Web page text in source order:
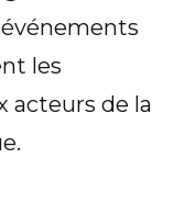
les
acteurs de la